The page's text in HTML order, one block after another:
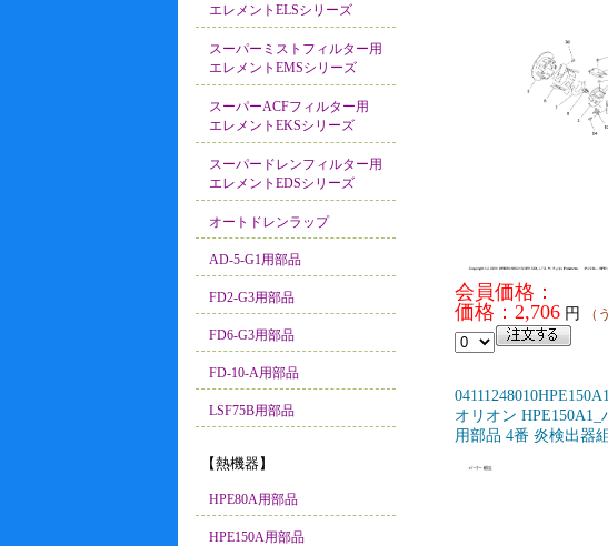
エレメントELSシリーズ
スーパーミストフィルター用
エレメントEMSシリーズ
スーパーACFフィルター用
エレメントEKSシリーズ
スーパードレンフィルター用
エレメントEDSシリーズ
オートドレンラップ
AD-5-G1用部品
FD2-G3用部品
FD6-G3用部品
FD-10-A用部品
LSF75B用部品
【熱機器】
HPE80A用部品
HPE150A用部品
会員価格：
価格：2,706 円 （
04111248010HPE150A1
オリオン HPE150A1_
用部品 4番 炎検出器